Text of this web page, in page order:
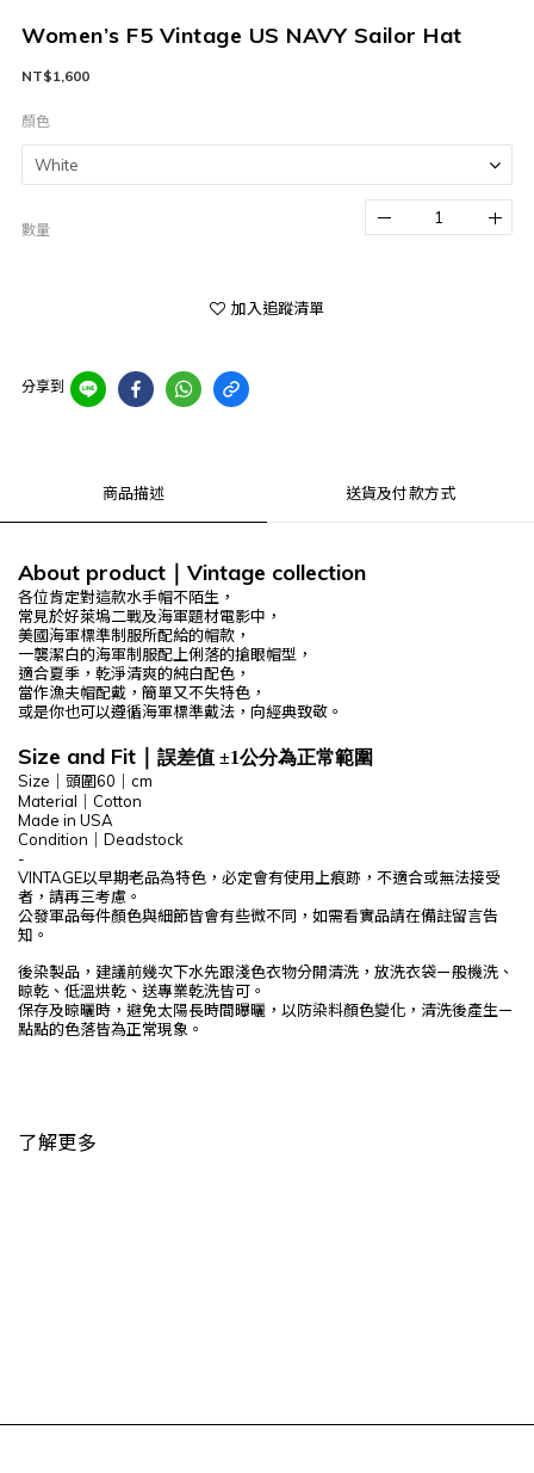
Women’s F5 Vintage US NAVY Sailor Hat
NT$1,600
顏色
數量
加入追蹤清單
分享到
商品描述 送貨及付款方式
About product Vintage collection
各位肯定對這款水手帽不陌生，
常見於好萊塢二戰及海軍題材電影中，
美國海軍標準制服所配給的帽款，
一襲潔白的海軍制服配上俐落的搶眼帽型，
適合夏季，乾淨清爽的純白配色，
當作漁夫帽配戴，簡單又不失特色，
或是你也可以遵循海軍標準戴法，向經典致敬。
Size and Fit 誤差值 ±1公分為正常範圍
Size｜頭圍60 ｜cm
Material｜Cotton
Made in USA
Condition｜Deadstock
-
VINTAGE以早期老品為特色，必定會有使用上痕跡，不適合或無法接受
者，請再三考慮。
公發軍品每件顏色與細節皆會有些微不同，如需看實品請在備註留言告
知。
後染製品，建議前幾次下水先跟淺色衣物分開清洗，放洗衣袋ㄧ般機洗、
晾乾、低溫烘乾、送專業乾洗皆可。
保存及晾曬時，避免太陽長時間曝曬，以防染料顏色變化，清洗後產生ㄧ
點點的色落皆為正常現象。
了解更多